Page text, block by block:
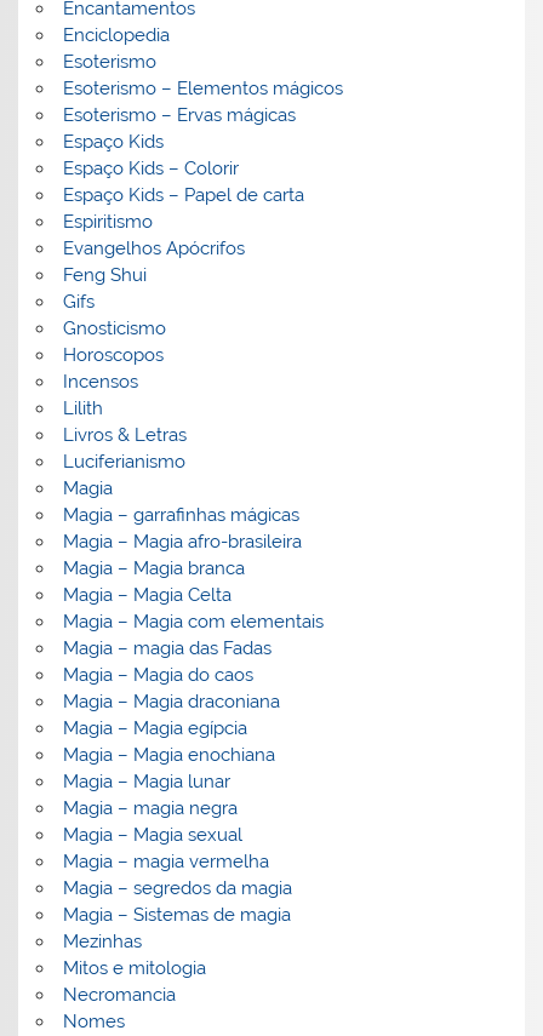
Encantamentos
Enciclopedia
Esoterismo
Esoterismo – Elementos mágicos
Esoterismo – Ervas mágicas
Espaço Kids
Espaço Kids – Colorir
Espaço Kids – Papel de carta
Espiritismo
Evangelhos Apócrifos
Feng Shui
Gifs
Gnosticismo
Horoscopos
Incensos
Lilith
Livros & Letras
Luciferianismo
Magia
Magia – garrafinhas mágicas
Magia – Magia afro-brasileira
Magia – Magia branca
Magia – Magia Celta
Magia – Magia com elementais
Magia – magia das Fadas
Magia – Magia do caos
Magia – Magia draconiana
Magia – Magia egípcia
Magia – Magia enochiana
Magia – Magia lunar
Magia – magia negra
Magia – Magia sexual
Magia – magia vermelha
Magia – segredos da magia
Magia – Sistemas de magia
Mezinhas
Mitos e mitologia
Necromancia
Nomes